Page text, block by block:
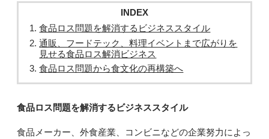
INDEX
食品ロス問題を解消するビジネススタイル
通販、フードテック、料理イベントまで広がりを
見せる食品ロス解消ビジネス
食品ロス問題から食文化の再構築へ
食品ロス問題を解消するビジネススタイル
食品メーカー、外食産業、コンビニなどの企業努力によっ